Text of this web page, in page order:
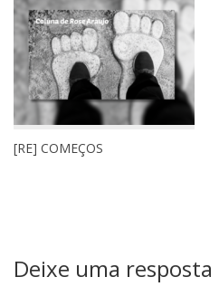
[RE] COMEÇOS
Deixe uma resposta